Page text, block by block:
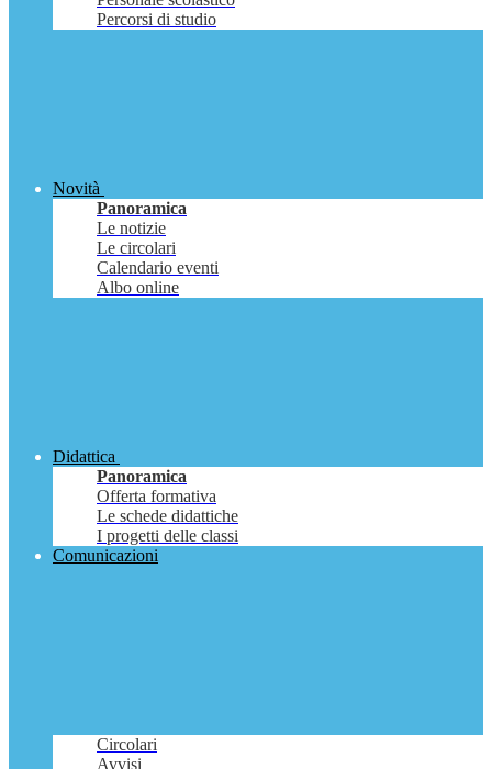
Percorsi di studio
Novità
Panoramica
Le notizie
Le circolari
Calendario eventi
Albo online
Didattica
Panoramica
Offerta formativa
Le schede didattiche
I progetti delle classi
Comunicazioni
Circolari
Avvisi